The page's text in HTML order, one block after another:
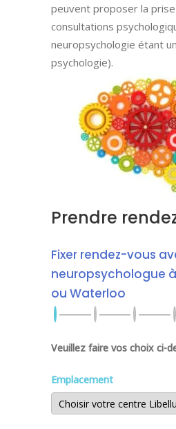
peuvent proposer la
consultations
neuropsychologie étant
psychologie).
Prendre
Fixer rendez-vous
neuropsychologue à
ou Waterloo
Veuillez faire vos choix ci-
Emplacement